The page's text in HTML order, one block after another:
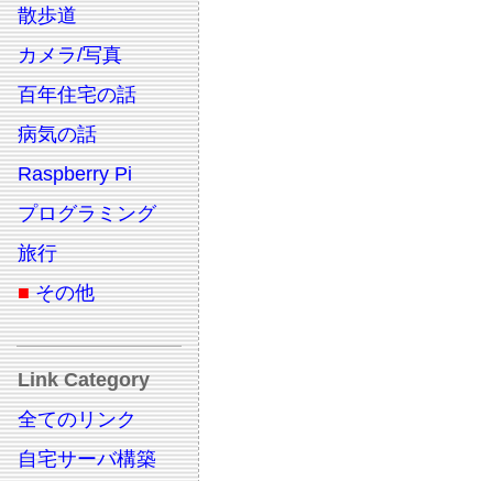
散歩道
カメラ/写真
百年住宅の話
病気の話
Raspberry Pi
プログラミング
旅行
■ その他
Link Category
全てのリンク
自宅サーバ構築